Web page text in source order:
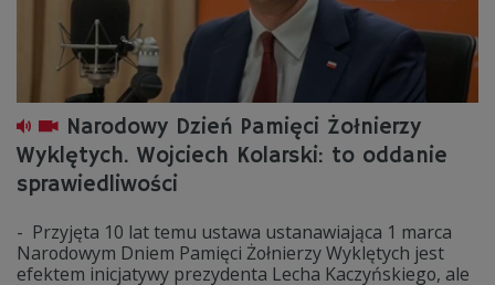
Narodowy Dzień Pamięci Żołnierzy
Wyklętych. Wojciech Kolarski: to oddanie
sprawiedliwości
- Przyjęta 10 lat temu ustawa ustanawiająca 1 marca
Narodowym Dniem Pamięci Żołnierzy Wyklętych jest
efektem inicjatywy prezydenta Lecha Kaczyńskiego, ale